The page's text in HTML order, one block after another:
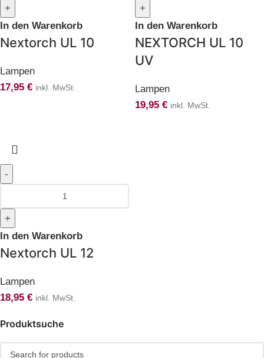
Produktsuche
In den Warenkorb
Nextorch UL 10
Lampen
17,95 € inkl. MwSt.
In den Warenkorb
NEXTORCH UL 10
UV
Lampen
19,95 € inkl. MwSt.
In den Warenkorb
Nextorch UL 12
Lampen
18,95 € inkl. MwSt.